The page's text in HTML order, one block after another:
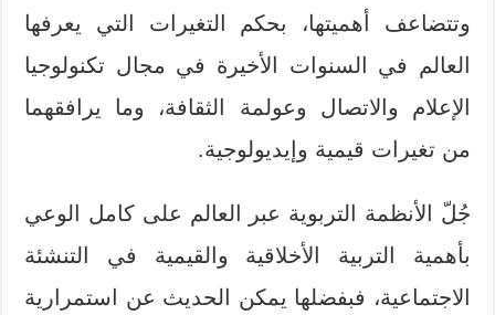
وتتضاعف أهميتها، بحكم التغيرات التي يعرفها
العالم في السنوات الأخيرة في مجال تكنولوجيا
الإعلام والاتصال وعولمة الثقافة، وما يرافقهما
من تغيرات قيمية وإيديولوجية.
جُلّ الأنظمة التربوية عبر العالم على كامل الوعي
بأهمية التربية الأخلاقية والقيمية في التنشئة
الاجتماعية، فبفضلها يمكن الحديث عن استمرارية